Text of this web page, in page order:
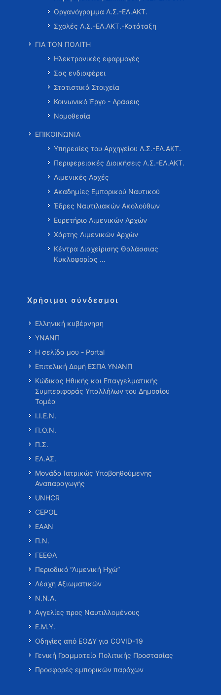
Οργανόγραμμα Λ.Σ.-ΕΛ.ΑΚΤ.
Σχολές Λ.Σ.-ΕΛ.ΑΚΤ.-Κατάταξη
ΓΙΑ ΤΟΝ ΠΟΛΙΤΗ
Ηλεκτρονικές εφαρμογές
Σας ενδιαφέρει
Στατιστικά Στοιχεία
Κοινωνικό Έργο - Δράσεις
Νομοθεσία
ΕΠΙΚΟΙΝΩΝΙΑ
Υπηρεσίες του Αρχηγείου Λ.Σ.-ΕΛ.ΑΚΤ.
Περιφερειακές Διοικήσεις Λ.Σ.-ΕΛ.ΑΚΤ.
Λιμενικές Αρχές
Ακαδημίες Εμπορικού Ναυτικού
Έδρες Ναυτιλιακών Ακολούθων
Ευρετήριο Λιμενικών Αρχών
Χάρτης Λιμενικών Αρχών
Κέντρα Διαχείρισης Θαλάσσιας
Κυκλοφορίας …
Χρήσιμοι σύνδεσμοι
Ελληνική κυβέρνηση
ΥΝΑΝΠ
Η σελίδα μου - Portal
Επιτελική Δομή ΕΣΠΑ ΥΝΑΝΠ
Κώδικας Ηθικής και Επαγγελματικής
Συμπεριφοράς Υπαλλήλων του Δημοσίου
Τομέα
Ι.Ι.Ε.Ν.
Π.Ο.Ν.
Π.Σ.
ΕΛ.ΑΣ.
Μονάδα Ιατρικώς Υποβοηθούμενης
Αναπαραγωγής
UNHCR
CEPOL
ΕΑΑΝ
Π.Ν.
ΓΕΕΘΑ
Περιοδικό “Λιμενική Ηχώ”
Λέσχη Αξιωματικών
Ν.Ν.Α.
Αγγελίες προς Ναυτιλλομένους
Ε.Μ.Υ.
Οδηγίες από ΕΟΔΥ για COVID-19
Γενική Γραμματεία Πολιτικής Προστασίας
Προσφορές εμπορικών παρόχων